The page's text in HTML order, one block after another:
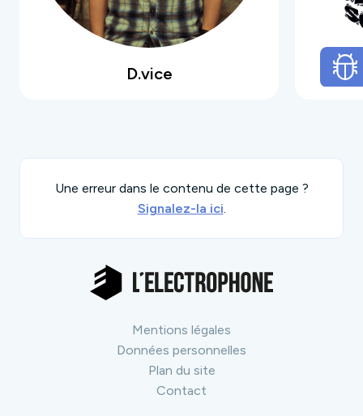
concert sous différents angles (et même parfois
avec drone!) ces lieux culturels et artistiques
augmentent leur visibilité d'une manière originale
et très actuelle. Son style est très éclectique :
D.vice
Une erreur dans le contenu de cette page ?
Signalez-la ici.
Mentions légales
Données personnelles
Plan du site
Contact